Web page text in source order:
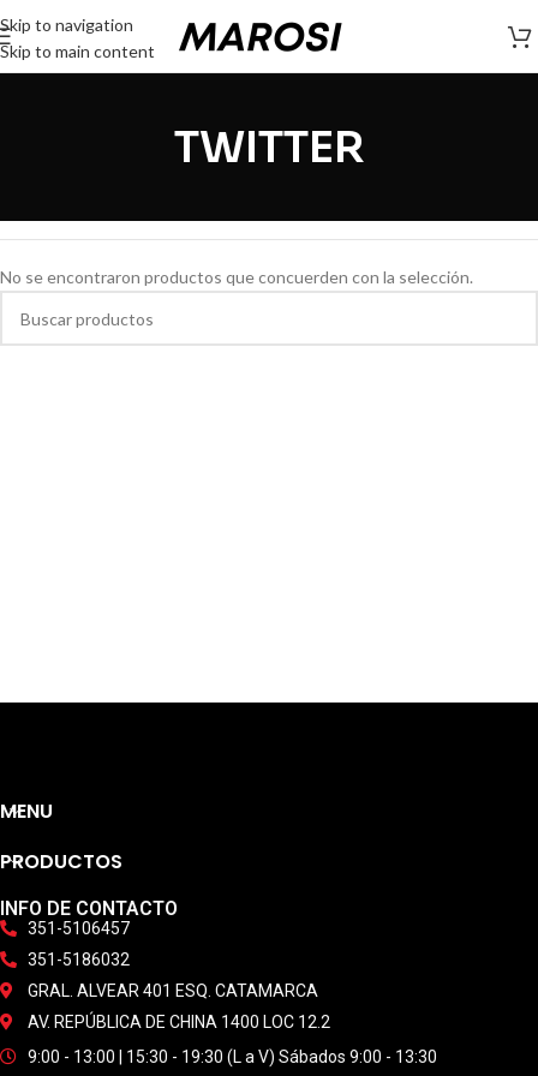
Skip to navigation
Skip to main content
TWITTER
No se encontraron productos que concuerden con la selección.
MENU
PRODUCTOS
INFO DE CONTACTO
351-5106457
351-5186032
GRAL. ALVEAR 401 ESQ. CATAMARCA
AV. REPÚBLICA DE CHINA 1400 LOC 12.2
9:00 - 13:00 | 15:30 - 19:30 (L a V) Sábados 9:00 - 13:30